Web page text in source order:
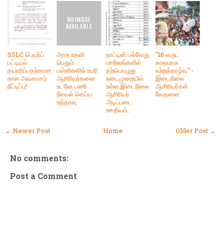
SSLC பெயர்ப்
பட்டியல்
தயாரிப்பதற்கான
கால அவகாசம்
நீட்டிப்பு!
அரசு உதவி
பெறும்
பள்ளிகளில் உபரி
ஆசிரியர்களை
உடனே பணி
நிரவல் செய்ய
உத்தரவு
நாட்டின் பல்வேறு
மாநிலங்களில்
தற்பொழுது
நடைமுறையில்
உள்ள இடைநிலை
ஆசிரியர்
அடிப்படை
ஊதியம்..
"16 வருட
காலமாக
ஏற்றத்தாழ்வு" -
இடைநிலை
ஆசிரியர்கள்
வேதனை
← Newer Post Older Post →
Home
No comments:
Post a Comment